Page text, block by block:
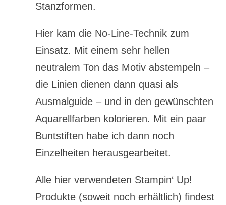
Stanzformen.
Hier kam die No-Line-Technik zum
Einsatz. Mit einem sehr hellen
neutralem Ton das Motiv abstempeln –
die Linien dienen dann quasi als
Ausmalguide – und in den gewünschten
Aquarellfarben kolorieren. Mit ein paar
Buntstiften habe ich dann noch
Einzelheiten herausgearbeitet.
Alle hier verwendeten Stampin‘ Up!
Produkte (soweit noch erhältlich) findest